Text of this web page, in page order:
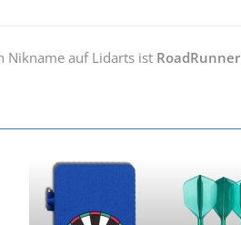
Nikname auf Lidarts ist RoadRunner